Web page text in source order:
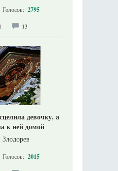
Голосов: 2795
13
девочку, а
к ней домой
Голосов: 2015